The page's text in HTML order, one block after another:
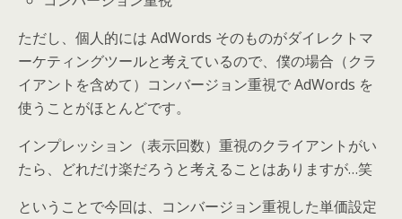
ただし、個人的には AdWords そのものがダイレクトマ
ーケティングツールと考えているので、僕の場合（クラ
イアントを含めて）コンバージョン重視で AdWords を
使うことがほとんどです。
インプレッション（表示回数）重視のクライアントがい
たら、どれだけ楽だろうと考えることはありますが…笑
ということで今回は、コンバージョン重視した単価設定